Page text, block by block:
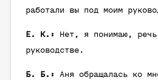
работали вы под моим
Е. К.:
Нет, я понимаю,
руководстве.
Б. Б.:
Аня обращалась ко